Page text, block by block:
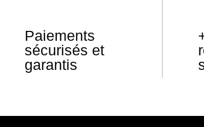
Paiements
sécurisés et
garantis